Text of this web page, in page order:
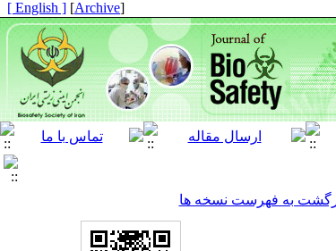
[
Archive
]
[ English ]
به فهرست نسخه ها